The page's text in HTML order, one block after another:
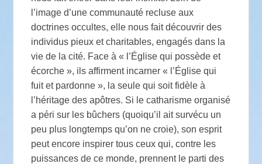
l’image d’une communauté recluse aux
doctrines occultes, elle nous fait découvrir des
individus pieux et charitables, engagés dans la
vie de la cité. Face à « l’Église qui possède et
écorche », ils affirment incarner « l’Église qui
fuit et pardonne », la seule qui soit fidèle à
l’héritage des apôtres. Si le catharisme organisé
a péri sur les bûchers (quoiqu’il ait survécu un
peu plus longtemps qu’on ne croie), son esprit
peut encore inspirer tous ceux qui, contre les
puissances de ce monde, prennent le parti des